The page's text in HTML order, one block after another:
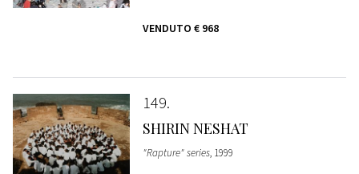
VENDUTO € 968
149
SHIRIN NESHAT
"Rapture" series, 1999